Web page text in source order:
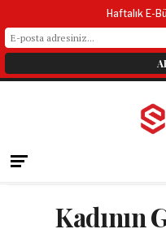
Kadının
Haftalık E-